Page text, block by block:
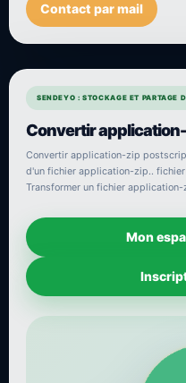
Contact par mail
SENDEYO : STOCKAGE ET PARTAGE
Convertir
Convertir application-zip
d'un fichier application-zip..
Transformer un fichier application-
Mon